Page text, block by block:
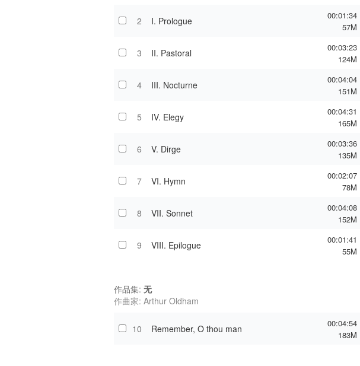
2 I. Prologue
00:01:34
57M
3 II. Pastoral
00:03:23
124M
4 III. Nocturne
00:04:04
151M
5 IV. Elegy
00:04:31
165M
6 V. Dirge
00:03:36
135M
7 VI. Hymn
00:02:07
78M
8 VII. Sonnet
00:04:08
152M
9 VIII. Epilogue
00:01:41
55M
作品集: 无
作曲家: Arthur Oldham
10 Remember, O thou man
00:04:54
183M